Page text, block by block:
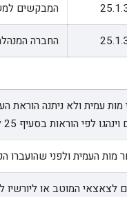
המבקשים
החברה
מות עמית ולא ניתנה הוראת
לפי הוראות בסעיף 25 לעיל.
מות העמית ולפני שהועברו
לצאצאי המוטב או ליורשיו